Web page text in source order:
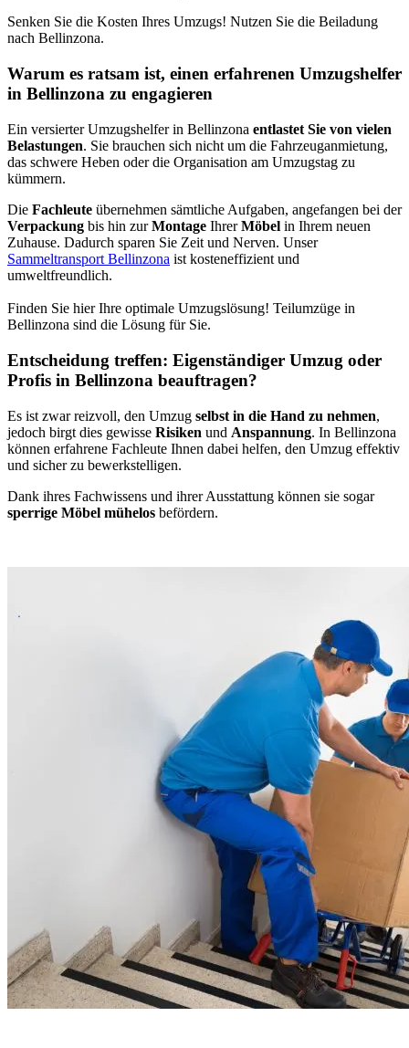
Senken Sie die Kosten Ihres Umzugs! Nutzen Sie die Beiladung
nach Bellinzona.
Warum es ratsam ist, einen erfahrenen Umzugshelfer
in Bellinzona zu engagieren
Ein versierter Umzugshelfer in Bellinzona entlastet Sie von vielen
Belastungen. Sie brauchen sich nicht um die Fahrzeuganmietung,
das schwere Heben oder die Organisation am Umzugstag zu
kümmern.
Die Fachleute übernehmen sämtliche Aufgaben, angefangen bei der
Verpackung bis hin zurMontage IhrerMöbel in Ihrem neuen
Zuhause. Dadurch sparen Sie Zeit und Nerven. Unser
Sammeltransport Bellinzona ist kosteneffizient und
umweltfreundlich.
Finden Sie hier Ihre optimale Umzugslösung! Teilumzüge in
Bellinzona sind die Lösung für Sie.
Entscheidung treffen: Eigenständiger Umzug oder
Profis in Bellinzona beauftragen?
Es ist zwar reizvoll, den Umzug selbst in die Hand zu nehmen,
jedoch birgt dies gewisse Risiken und Anspannung. In Bellinzona
können erfahrene Fachleute Ihnen dabei helfen, den Umzug effektiv
und sicher zu bewerkstelligen.
Dank ihres Fachwissens und ihrer Ausstattung können sie sogar
sperrige Möbel mühelos befördern.